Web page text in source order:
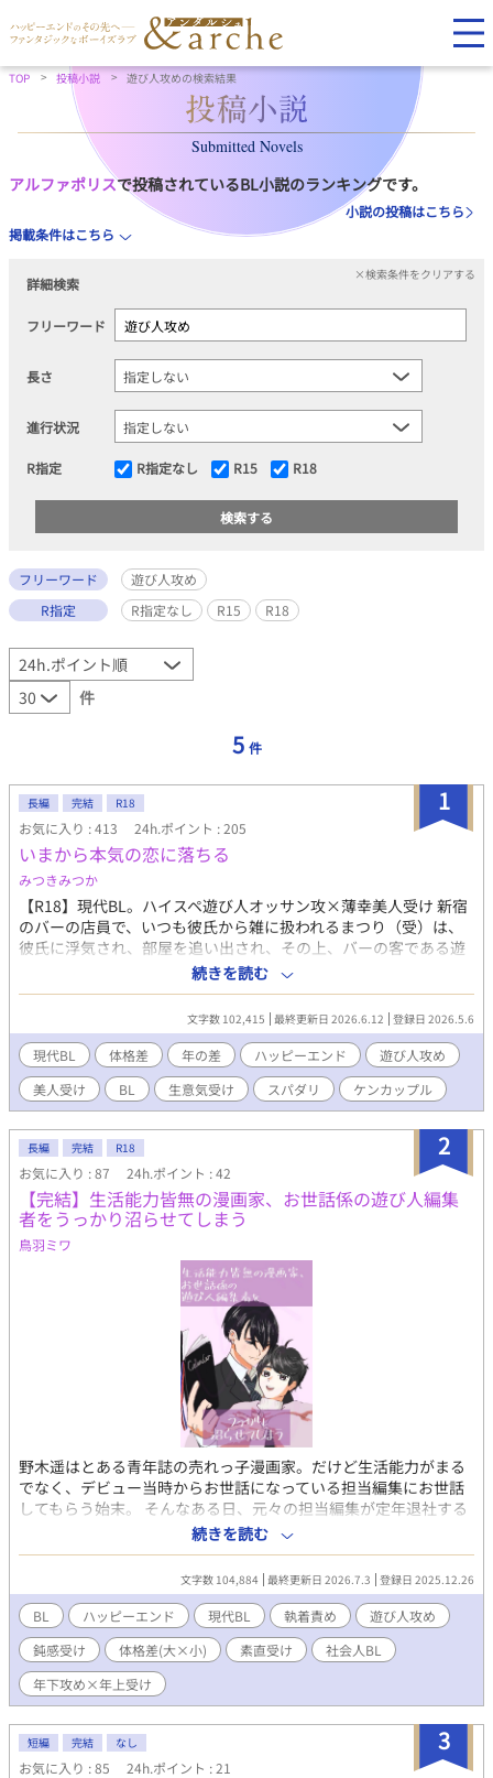
TOP 投稿小説 遊び人攻めの検索結果
Submitted Novels
アルファポリスで投稿されているBL小説のランキングです。
小説の投稿はこちら
掲載条件はこちら
詳細検索
×検索条件をクリアする
フリーワード
長さ
進行状況
R指定 R指定なし R15 R18
フリーワード
遊び人攻め
R指定
R指定なし R15 R18
件
5 件
1
長編 完結 R18
お気に入り : 413 24h.ポイント : 205
いまから本気の恋に落ちる
みつきみつか
【R18】現代BL。ハイスペ遊び人オッサン攻×薄幸美人受け 新宿
のバーの店員で、いつも彼氏から雑に扱われるまつり（受）は、
彼氏に浮気され、部屋を追い出され、その上、バーの客である遊
び人の太郎（攻）に馬鹿にされて、諍いになる。 しかし、元彼と
のトラブルで太郎に助けられて以来、まつりは太郎のセフレ状態
となってしまう。 太郎との肉体関係を断ちたいまつりだが、反発
しながらも少しずつ距離が近づいていき――。 ＊＊＊ 大切なも
のを持ちたくない攻×本気で愛されたい受 性描写は※をつけま
す。 年の差すれ違いケンカップル、ハッピーエンド。 各章の最終
話には*をつけます。 ◆登場人物 まつり …受、推定22歳、
160cm、美人、生意気な頑固者、無戸籍児 太郎（あきまさ） …
攻、42歳、188cm、検察官 ※別シリーズ『エリート先輩はうかつ
な後輩に執着する』と同一世界観ですが、本作は単体で読めます
※
続きを読む
文字数 102,415 最終更新日 2026.6.12 登録日 2026.5.6
現代BL 体格差 年の差 ハッピーエンド
遊び人攻め
美人受け
BL 生意気受け スパダリ ケンカップル
2
長編 完結 R18
お気に入り : 87 24h.ポイント : 42
【完結】生活能力皆無の漫画家、お世話係の遊び人編集
者をうっかり沼らせてしまう
鳥羽ミワ
野木遥はとある青年誌の売れっ子漫画家。だけど生活能力がまる
でなく、デビュー当時からお世話になっている担当編集にお世話
してもらう始末。 そんなある日、元々の担当編集が定年退社する
ために、新しい担当がつくことに。佐原圭人という彼はピアスば
ちばち、仕事中に女の子と通話する遊び人。本当に大丈夫だろう
かと思いつつも、佐原の野木への態度は少しずつ甘々になってき
て……？ ※「生活能力皆無の漫画家、遊び人編集者をうっかり更
生させてしまう」という短編の連載版です。
https://www.alphapolis.co.jp/novel/893442246/634937700 ※
小説家になろうとカクヨムとエブリスタには全年齢版を、アルフ
ァポリスとムーンライトノベルズとpixivにはR-18版を投稿してい
ます。
続きを読む
文字数 104,884 最終更新日 2026.7.3 登録日 2025.12.26
BL ハッピーエンド 現代BL 執着責め
遊び人攻め
鈍感受け
体格差(大×小) 素直受け
社会人BL
年下攻め×年上受け
3
短編 完結 なし
お気に入り : 85 24h.ポイント : 21